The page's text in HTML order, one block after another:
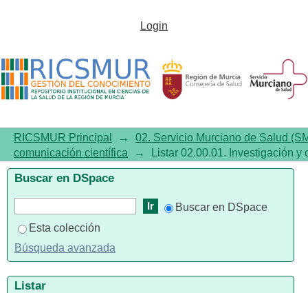
Listar02.00.01. Investigación y
tema "Early Diagnosis"
Login
RICSMUR Principal →
02. Servicio Murciano de Salud
comunicación científica
→ Listar 02.00.01. Investigación
Buscar en DSpace
Buscar en DSpace
Esta colección
Búsqueda avanzada
Listar